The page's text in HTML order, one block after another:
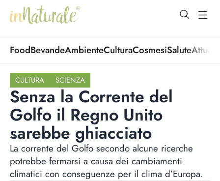
open
FoodBevandeAmbienteCulturaCosmesiSalute
CULTURA SCIENZA
Senza la Corrente del
Golfo il Regno Unito
sarebbe ghiacciato
La corrente del Golfo secondo alcune ricerche
potrebbe fermarsi a causa dei cambiamenti
climatici con conseguenze per il clima d’Europa.